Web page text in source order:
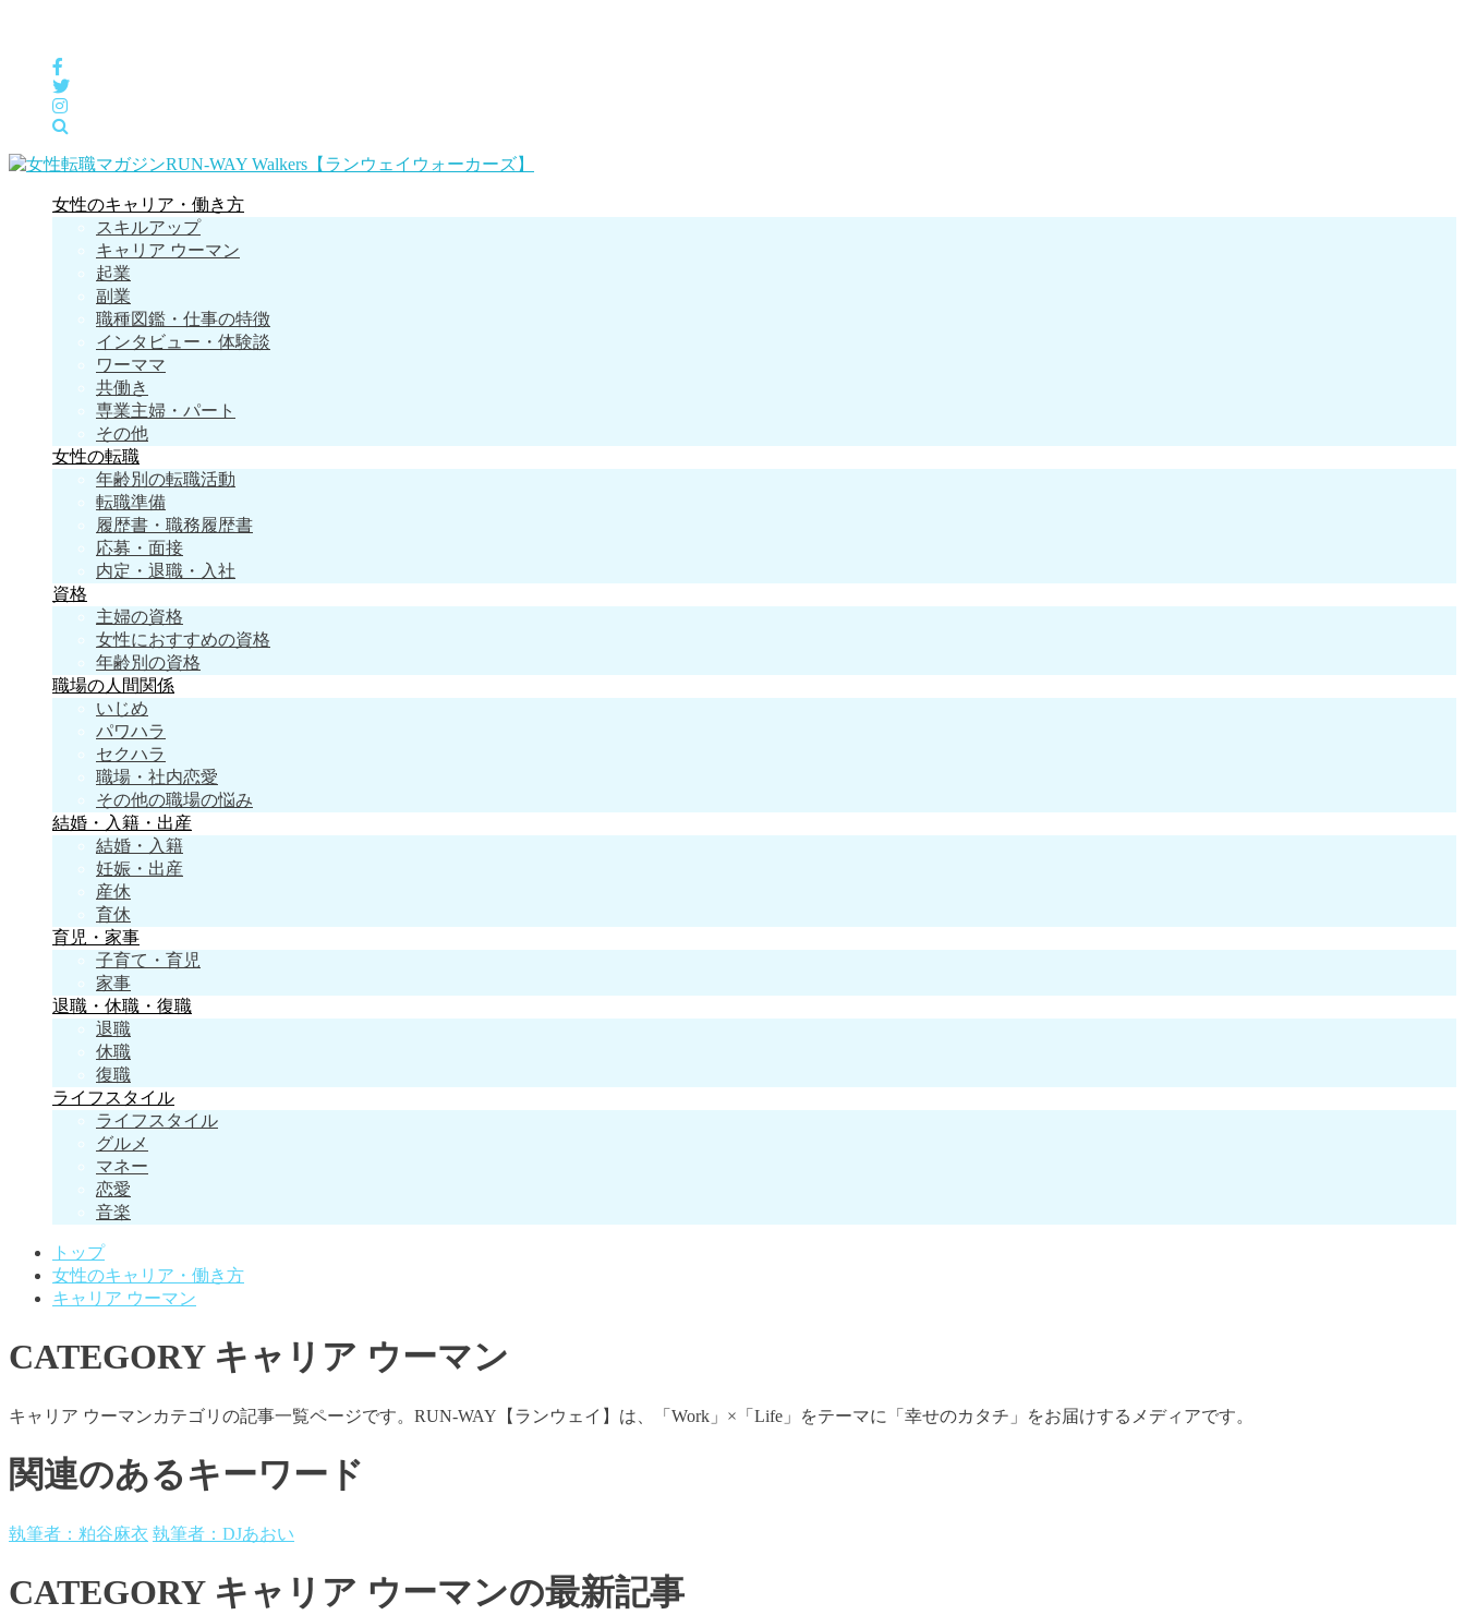
女性のキャリア・働き方
スキルアップ
キャリア ウーマン
起業
副業
職種図鑑・仕事の特徴
インタビュー・体験談
ワーママ
共働き
専業主婦・パート
その他
女性の転職
年齢別の転職活動
転職準備
履歴書・職務履歴書
応募・面接
内定・退職・入社
資格
主婦の資格
女性におすすめの資格
年齢別の資格
職場の人間関係
いじめ
パワハラ
セクハラ
職場・社内恋愛
その他の職場の悩み
結婚・入籍・出産
結婚・入籍
妊娠・出産
産休
育休
育児・家事
子育て・育児
家事
退職・休職・復職
退職
休職
復職
ライフスタイル
ライフスタイル
グルメ
マネー
恋愛
音楽
トップ
女性のキャリア・働き方
キャリア ウーマン
CATEGORYキャリア ウーマン
キャリア ウーマンカテゴリの記事一覧ページです。RUN-WAY【ランウェイ】は、「Work」×「Life」をテーマに「幸せのカタチ」をお届けするメディアです。
関連のあるキーワード
執筆者：粕谷麻衣 執筆者：DJあおい
CATEGORYキャリア ウーマンの最新記事